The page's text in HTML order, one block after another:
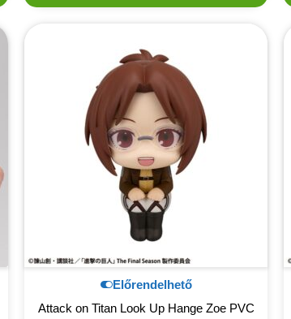
Előrendelhető
Attack on Titan Look Up Hange Zoe PVC